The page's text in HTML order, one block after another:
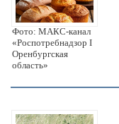
Фото: МАКС-канал
«Роспотребнадзор I
Оренбургская
область»